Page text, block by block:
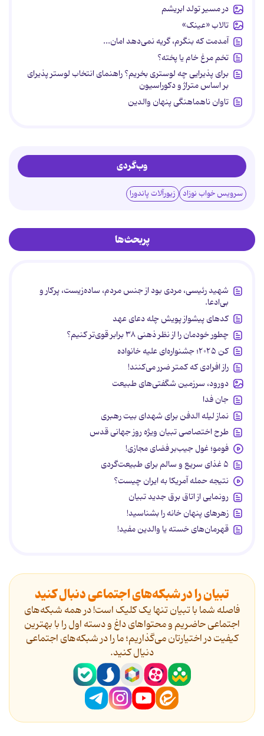
در مسیر تولد ابریشم
تالاب «عینک»
آمدمت که بنگرم، گریه نمی‌دهد امان...
تخم مرغ خام یا پخته؟
برای پذیرایی چه لوستری بخریم؟ راهنمای انتخاب لوستر پذیرای
بر اساس متراژ و دکوراسیون
تاوان ناهماهنگی پنهان والدین
وب‌گردی
سرویس خواب نوزاد زیورآلات پاندورا
پربحث‌ها
شهید رئیسی، مردی بود از جنس مردم، ساده‌زیست، پرکار و
بی‌ادعا.
کدهای پیشواز پویش چله دعای عهد
چطور خودمان را از نظر ذهنی ۳۸ برابر قوی‌تر کنیم؟
کن ۲۰۲۵؛ جشنواره‌ای علیه خانواده
راز افرادی که کمتر ضرر می‌کنند!
دورود، سرزمین شگفتی‌های طبیعت
جان فدا
نماز لیله الدفن برای شهدای بیت رهبری
طرح اختصاصی تبیان ویژه روز جهانی قدس
فومو؛ غول جیب‌بر فضای مجازی!
۵ غذای سریع و سالم برای طبیعت‌گردی
نتیجه حمله آمریکا به ایران چیست؟
رونمایی از اتاق برق جدید تبیان
زهرهای پنهان خانه را بشناسید!
قهرمان‌های خسته یا والدین مفید!
تبیان را در شبکه‌های اجتماعی دنبال کنید
فاصله شما با تبیان تنها یک کلیک است! در همه شبکه‌های
اجتماعی حاضریم و محتواهای داغ و دسته اول را با بهترین
کیفیت در اختیارتان می‌گذاریم؛ ما را در شبکه‌های اجتماعی
دنیال کنید.